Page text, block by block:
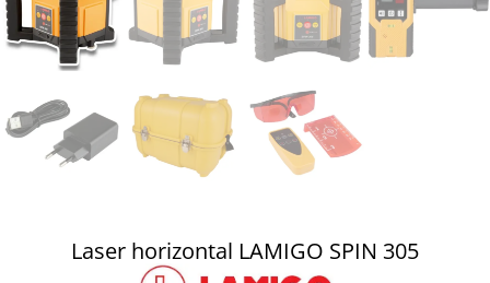
Laser horizontal LAMIGO SPIN 305